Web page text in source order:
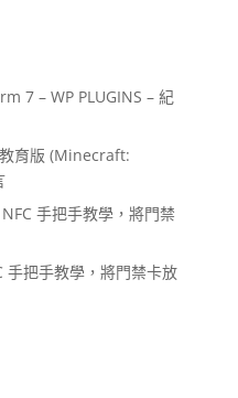
7 – WP PLUGINS – 紀
育版 (Minecraft:
手把手教學，將門禁
手把手教學，將門禁卡放